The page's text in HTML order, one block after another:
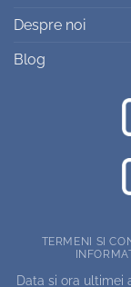
Despre noi
Blog
TERMENI SI
Data si ora ultimei